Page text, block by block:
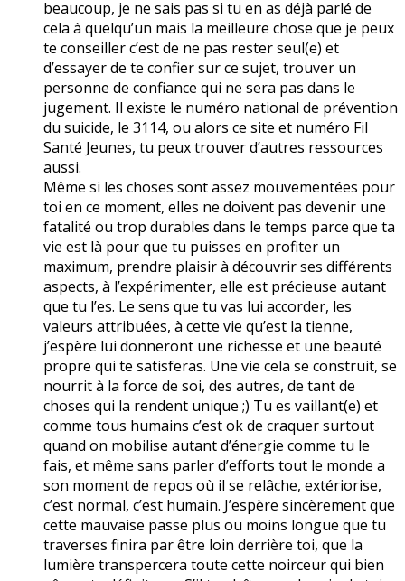
beaucoup, je ne sais pas si tu en as déjà parlé de
cela à quelqu’un mais la meilleure chose que je peux
te conseiller c’est de ne pas rester seul(e) et
d’essayer de te confier sur ce sujet, trouver un
personne de confiance qui ne sera pas dans le
jugement. Il existe le numéro national de prévention
du suicide, le 3114, ou alors ce site et numéro Fil
Santé Jeunes, tu peux trouver d’autres ressources
aussi.
Même si les choses sont assez mouvementées pour
toi en ce moment, elles ne doivent pas devenir une
fatalité ou trop durables dans le temps parce que ta
vie est là pour que tu puisses en profiter un
maximum, prendre plaisir à découvrir ses différents
aspects, à l’expérimenter, elle est précieuse autant
que tu l’es. Le sens que tu vas lui accorder, les
valeurs attribuées, à cette vie qu’est la tienne,
j’espère lui donneront une richesse et une beauté
propre qui te satisferas. Une vie cela se construit, se
nourrit à la force de soi, des autres, de tant de
choses qui la rendent unique ;) Tu es vaillant(e) et
comme tous humains c’est ok de craquer surtout
quand on mobilise autant d’énergie comme tu le
fais, et même sans parler d’efforts tout le monde a
son moment de repos où il se relâche, extériorise,
c’est normal, c’est humain. J’espère sincèrement que
cette mauvaise passe plus ou moins longue que tu
traverses finira par être loin derrière toi, que la
lumière transpercera toute cette noirceur qui bien